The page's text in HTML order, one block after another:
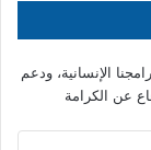
الإنسانية، ودعم
عن الكرامة